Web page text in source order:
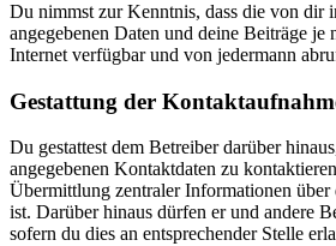
Du nimmst zur Kenntnis, dass die von dir
angegebenen Daten und deine Beiträge
Internet verfügbar und von jedermann
Gestattung der
Du gestattest dem Betreiber darüber
angegebenen Kontaktdaten zu
Übermittlung zentraler Informationen
ist. Darüber hinaus dürfen er und andere
sofern du dies an entsprechender Stelle